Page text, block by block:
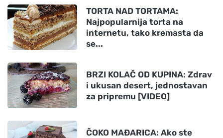
TORTA NAD TORTAMA:
Najpopularnija torta na
internetu, tako kremasta da
se...
BRZI KOLAČ OD KUPINA: Zdrav
i ukusan desert, jednostavan
za pripremu [VIDEO]
ČOKO MAĐARICA: Ako ste